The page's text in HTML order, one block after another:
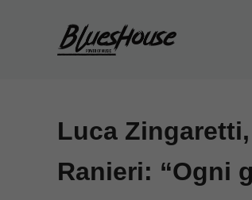
Luca
Ranieri: “Ogni